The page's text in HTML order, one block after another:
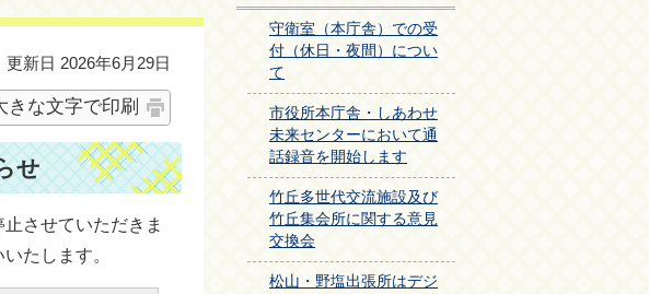
新日 2026年6月29日
きな文字で印刷
せ
させていただきま
たします。
守衛室（本庁舎）での受
付（休日・夜間）につい
て
市役所本庁舎・しあわせ
未来センターにおいて通
話録音を開始します
竹丘多世代交流施設及び
竹丘集会所に関する意見
交換会
松山・野塩出張所はデジ